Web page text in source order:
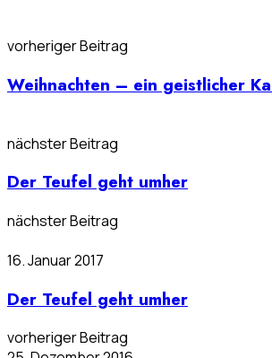
vorheriger Beitrag
Weihnachten – ein geistlicher
nächster Beitrag
Der Teufel geht umher
nächster Beitrag
16. Januar 2017
Der Teufel geht umher
vorheriger Beitrag